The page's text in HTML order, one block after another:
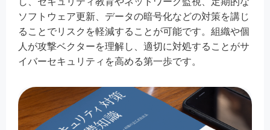
ソフトウェア更新、データの暗号化などの対策を講じ
ることでリスクを軽減することが可能です。組織や個
人が攻撃ベクターを理解し、適切に対処することがサ
イバーセキュリティを高める第一歩です。